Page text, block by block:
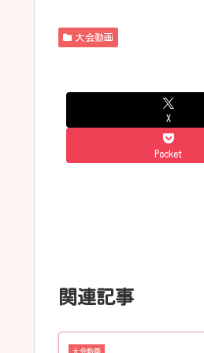
大会動画
X
Pocket
関連記事
大会動画